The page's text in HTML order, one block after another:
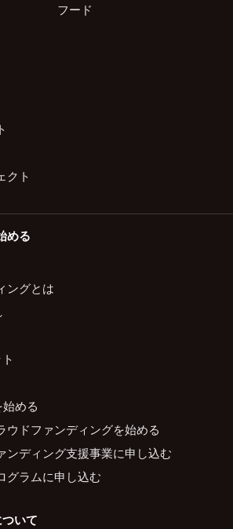
フード
クト
める
ングとは
める
ウドファンディングを始める
ンディング支援事業に申し込む
グラムに申し込む
いて